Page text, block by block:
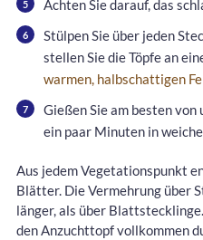
Achten Sie darauf, das
Stülpen Sie über jeden
stellen Sie die Töpfe an
warmen, halbschattigen
Gießen Sie am besten von
ein paar Minuten in
Aus jedem Vegetationspunkt
Blätter. Die Vermehrung über
länger, als über
den Anzuchttopf vollkommen